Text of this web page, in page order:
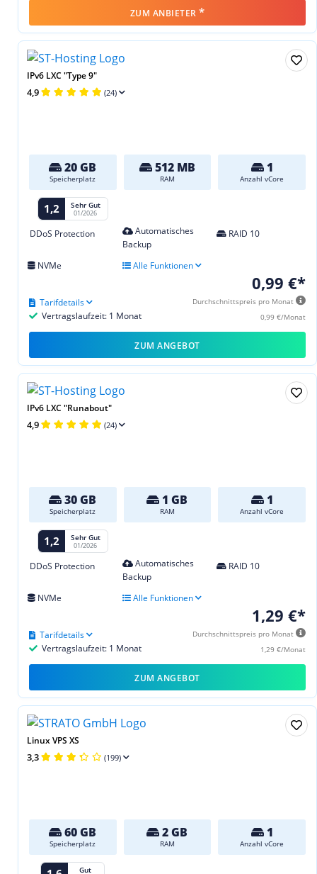
ZUM ANBIETER *
IPv6 LXC "Type 9"
4,9 (24)
20 GB
Speicherplatz
512 MB
RAM
1
Anzahl vCore
1,2 Sehr Gut
01/2026
DDoS Protection
Automatisches
Backup
RAID 10
NVMe Alle Funktionen
0,99 €*
Durchschnittspreis pro Monat
0,99 €/Monat
Vertragslaufzeit: 1 Monat
Tarifdetails
ZUM ANGEBOT
IPv6 LXC "Runabout"
4,9 (24)
30 GB
Speicherplatz
1 GB
RAM
1
Anzahl vCore
1,2 Sehr Gut
01/2026
DDoS Protection
Automatisches
Backup
RAID 10
NVMe Alle Funktionen
1,29 €*
Durchschnittspreis pro Monat
1,29 €/Monat
Vertragslaufzeit: 1 Monat
Tarifdetails
ZUM ANGEBOT
Linux VPS XS
3,3 (199)
60 GB
Speicherplatz
2 GB
RAM
1
Anzahl vCore
Gut